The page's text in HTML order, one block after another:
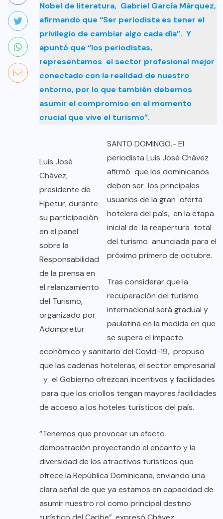
Nobel de literatura, Gabriel García Márquez,
afirmando que “Ser periodista es tener el
privilegio de cambiar algo cada día”. Y
apuntó que “los periodistas,
representamos el sector profesional mejor
conectado con la realidad de nuestro
entorno, por lo que también debemos
asumir el compromiso en el momento
crucial que vive el turismo”.
Luis José
Chávez,
presidente de
Fipetur, durante
su participación
en el panel
sobre la
Responsabilidad
de la prensa en
el relanzamiento
del Turismo,
organizado por
Adompretur
SANTO DOMINGO.- El
periodista Luis José Chávez
afirmó que los dominicanos
deben ser los principales
usuarios de la gran oferta
hotelera del país, en la etapa
inicial de la reapertura total
del turismo anunciada para el
próximo primero de octubre.
Tras considerar que la
recuperación del turismo
internacional será gradual y
paulatina en la medida en que
se supera el impacto
económico y sanitario del Covid-19, propuso
que las cadenas hoteleras, el sector empresarial
y el Gobierno ofrezcan incentivos y facilidades
para que los criollos tengan mayores facilidades
de acceso a los hoteles turísticos del país.
“Tenemos que provocar un efecto
demostración proyectando el encanto y la
diversidad de los atractivos turísticos que
ofrece la República Dominicana, enviando una
clara señal de que ya estamos en capacidad de
asumir nuestro rol como principal destino